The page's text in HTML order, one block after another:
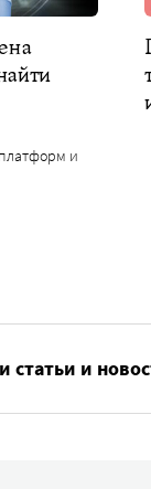
и
статьи и